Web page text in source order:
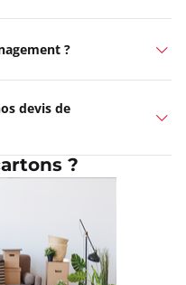
?
devis de
?